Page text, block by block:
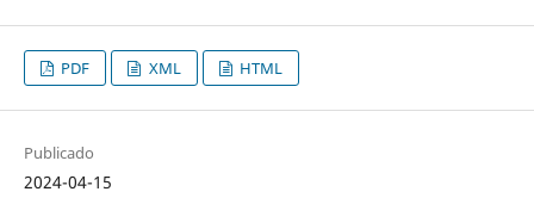
PDF XML HTML
Publicado
2024-04-15